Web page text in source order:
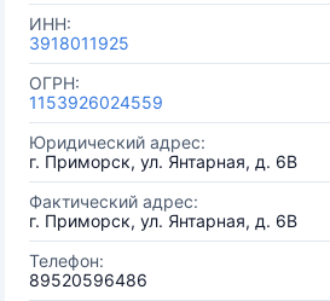
ИНН:
3918011925
ОГРН:
1153926024559
Юридический адрес:
г. Приморск, ул. Янтарная, д. 6В
Фактический адрес:
г. Приморск, ул. Янтарная, д. 6В
Телефон:
89520596486